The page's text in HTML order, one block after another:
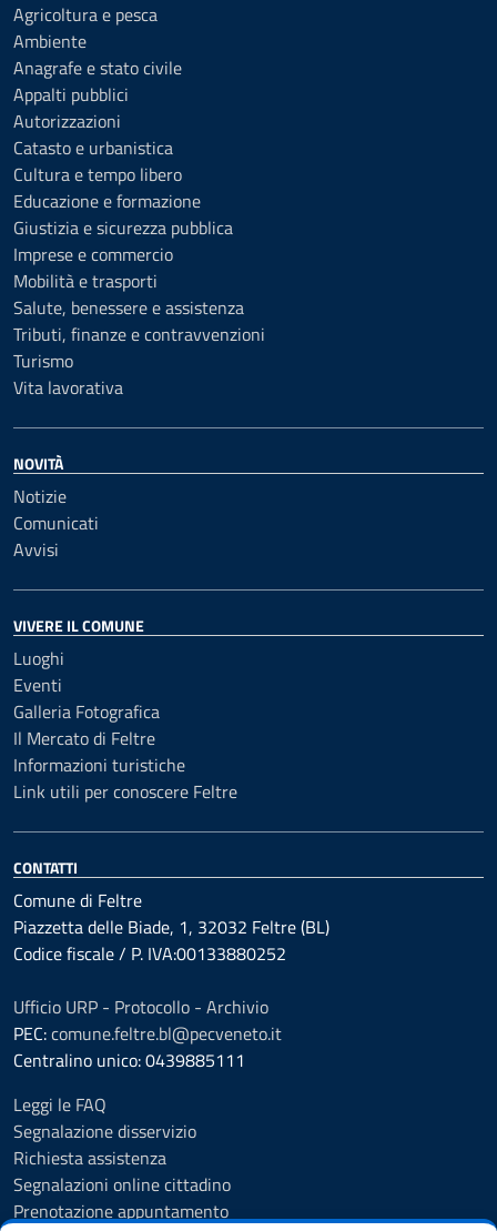
Agricoltura e pesca
Ambiente
Anagrafe e stato civile
Appalti pubblici
Autorizzazioni
Catasto e urbanistica
Cultura e tempo libero
Educazione e formazione
Giustizia e sicurezza pubblica
Imprese e commercio
Mobilità e trasporti
Salute, benessere e assistenza
Tributi, finanze e contravvenzioni
Turismo
Vita lavorativa
NOVITÀ
Notizie
Comunicati
Avvisi
VIVERE IL COMUNE
Luoghi
Eventi
Galleria Fotografica
Il Mercato di Feltre
Informazioni turistiche
Link utili per conoscere Feltre
CONTATTI
Comune di Feltre
Piazzetta delle Biade, 1, 32032 Feltre (BL)
Codice fiscale / P. IVA:00133880252
Ufficio URP - Protocollo - Archivio
PEC:comune.feltre.bl@pecveneto.it
Centralino unico: 0439885111
Leggi le FAQ
Segnalazione disservizio
Richiesta assistenza
Segnalazioni online cittadino
Prenotazione appuntamento